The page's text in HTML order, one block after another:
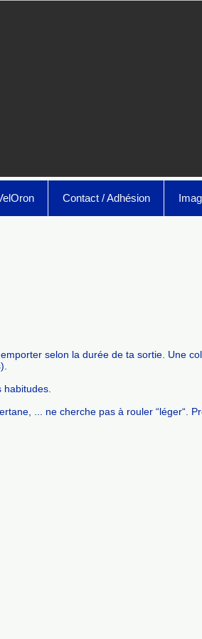
Contact / Adhésion
selon la durée de ta sortie. Une
... ne cherche pas à rouler “léger“.